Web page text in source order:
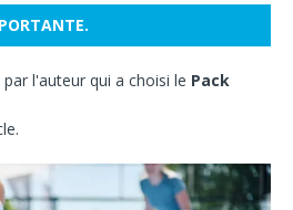
l'auteur qui a choisi le Pack